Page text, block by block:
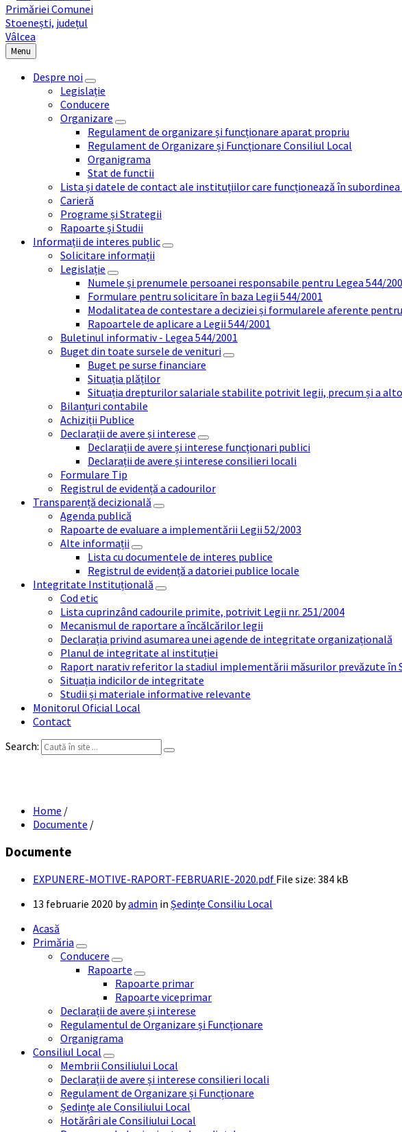
Menu
Despre noi
Legislație
Conducere
Organizare
Regulament de organizare și funcționare aparat propriu
Regulament de Organizare și Funcționare Consiliul Local
Organigrama
Stat de functii
Lista și datele de contact ale instituțiilor care funcționează în
Carieră
Programe și Strategii
Rapoarte și Studii
Informații de interes public
Solicitare informații
Legislație
Numele și prenumele persoanei responsabile pentru Legea 544/
Formulare pentru solicitare în baza Legii 544/2001
Modalitatea de contestare a deciziei și formularele aferente
Rapoartele de aplicare a Legii 544/2001
Buletinul informativ - Legea 544/2001
Buget din toate sursele de venituri
Buget pe surse financiare
Situația plăților
Situația drepturilor salariale stabilite potrivit legii, precum și a
Bilanțuri contabile
Achiziții Publice
Declarații de avere și interese
Declarații de avere și interese funcționari publici
Declarații de avere și interese consilieri locali
Formulare Tip
Registrul de evidență a cadourilor
Transparență decizională
Agenda publică
Rapoarte de evaluare a implementării Legii 52/2003
Alte informații
Lista cu documentele de interes publice
Registrul de evidență a datoriei publice locale
Integritate Instituțională
Cod etic
Lista cuprinzând cadourile primite, potrivit Legii nr. 251/2004
Mecanismul de raportare a încălcărilor legii
Declarația privind asumarea unei agende de integritate organizațională
Planul de integritate al instituției
Raport narativ referitor la stadiul implementării măsurilor prevăzute în
Situația indicilor de integritate
Studii și materiale informative relevante
Monitorul Oficial Local
Contact
Search:
Home /
Documente /
Documente
EXPUNERE-MOTIVE-RAPORT-FEBRUARIE-2020.pdf File size: 384 kB
13 februarie 2020 byadmin in Ședințe Consiliu Local
Acasă
Primăria
Conducere
Rapoarte
Rapoarte primar
Rapoarte viceprimar
Declarații de avere și interese
Regulamentul de Organizare și Funcționare
Organigrama
Consiliul Local
Membrii Consiliului Local
Declarații de avere și interese consilieri locali
Regulament de Organizare și Funcționare
Ședințe ale Consiliului Local
Hotărâri ale Consiliului Local